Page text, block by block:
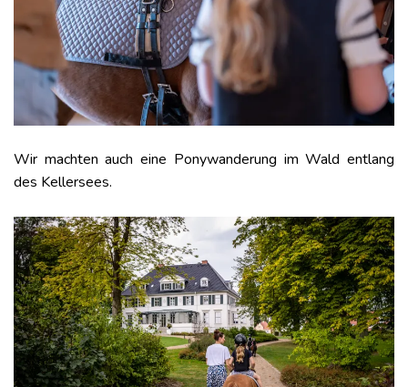
Wir machten auch eine Ponywanderung im Wald entlang
des Kellersees.